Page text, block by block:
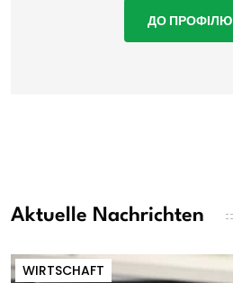
ДО ПРОФІЛЮ
Aktuelle Nachrichten
WIRTSCHAFT